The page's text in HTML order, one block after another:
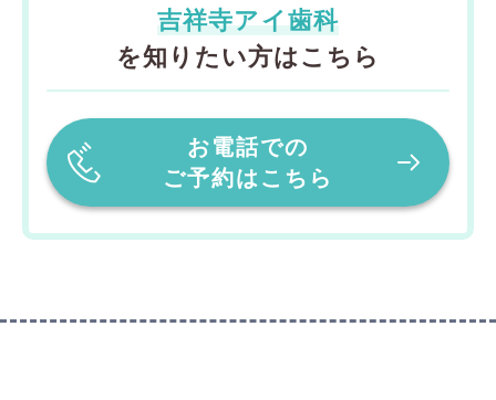
吉祥寺アイ歯科
を知りたい方はこちら
お電話での
ご予約はこちら